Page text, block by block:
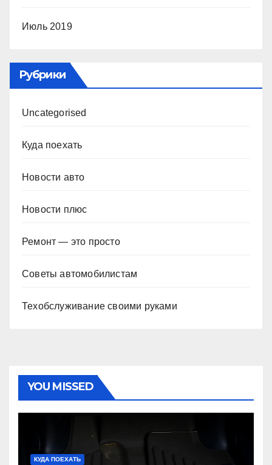
Июль 2019
Рубрики
Uncategorised
Куда поехать
Новости авто
Новости плюс
Ремонт — это просто
Советы автомобилистам
Техобслуживание своими руками
YOU MISSED
КУДА ПОЕХАТЬ